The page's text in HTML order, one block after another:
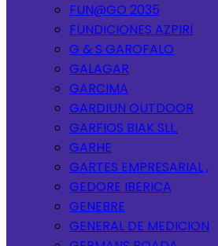
FUN@GO 2035
FUNDICIONES AZPIRI
G & S GAROFALO
GALAGAR
GARCIMA
GARDIUN OUTDOOR
GARFIOS BIAK SLL.
GARHE
GARTES EMPRESARIAL ,
GEDORE IBERICA
GENEBRE
GENERAL DE MEDICION